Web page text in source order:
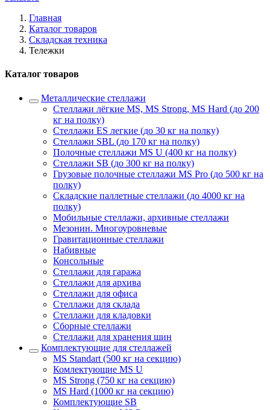
Главная
Каталог товаров
Складская техника
Тележки
Каталог товаров
Металлические стеллажи
Стеллажи лёгкие MS, MS Strong, MS Hard (до 200
кг на полку)
Стеллажи ES легкие (до 30 кг на полку)
Стеллажи SBL (до 170 кг на полку)
Полочные стеллажи MS U (400 кг на полку)
Стеллажи SB (до 300 кг на полку)
Грузовые полочные стеллажи MS Pro (до 500 кг на
полку)
Складские паллетные стеллажи (до 4000 кг на
полку)
Мобильные стеллажи, архивные стеллажи
Мезонин. Многоуровневые
Гравитационные стеллажи
Набивные
Консольные
Стеллажи для гаража
Стеллажи для архива
Стеллажи для офиса
Стеллажи для склада
Стеллажи для кладовки
Сборные стеллажи
Стеллажи для хранения шин
Комплектующие для стеллажей
MS Standart (500 кг на секцию)
Комлектующие MS U
MS Strong (750 кг на секцию)
MS Hard (1000 кг на секцию)
Комплектующие SB